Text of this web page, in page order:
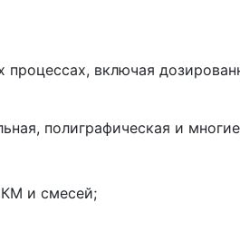
процессах, включая
полиграфическая и
и смесей;